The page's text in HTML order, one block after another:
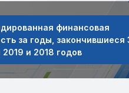
финансовая
за годы, закончившиеся
2019 и 2018 годов